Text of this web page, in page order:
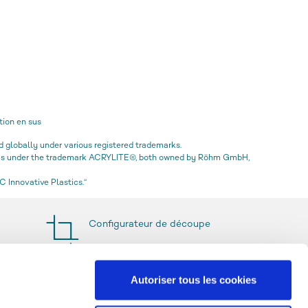
Autoriser tous les cookies
en sus
under various registered trademarks.
the trademark ACRYLITE®, both owned by Röhm GmbH,
Innovative Plastics.“
Configurateur de découpe